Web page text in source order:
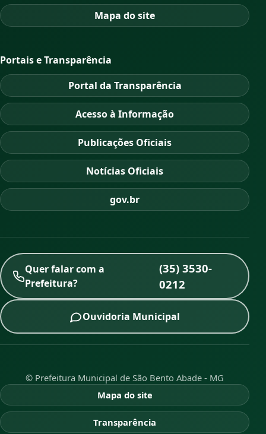
Mapa do site
Portais e Transparência
Portal da Transparência
Acesso à Informação
Publicações Oficiais
Notícias Oficiais
gov.br
Quer falar com a
Prefeitura?
(35) 3530-
0212
Ouvidoria Municipal
© Prefeitura Municipal de São Bento Abade - MG
Mapa do site
Transparência